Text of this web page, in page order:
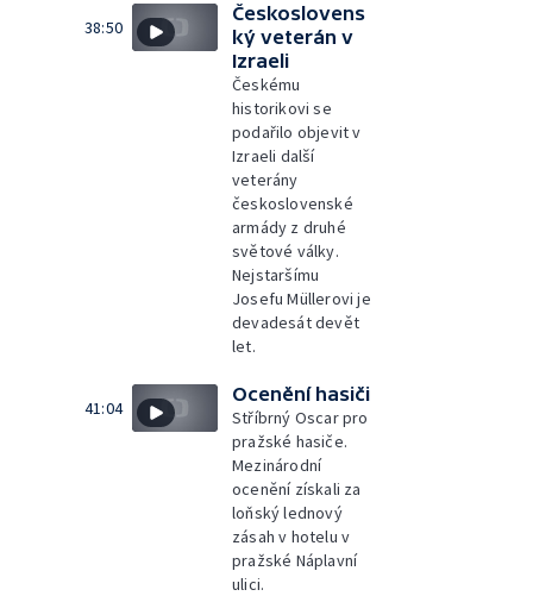
38:50
Českoslovens
ký veterán v
Izraeli
Českému
historikovi se
podařilo objevit v
Izraeli další
veterány
československé
armády z druhé
světové války.
Nejstaršímu
Josefu Müllerovi je
devadesát devět
let.
41:04
Ocenění hasiči
Stříbrný Oscar pro
pražské hasiče.
Mezinárodní
ocenění získali za
loňský lednový
zásah v hotelu v
pražské Náplavní
ulici.